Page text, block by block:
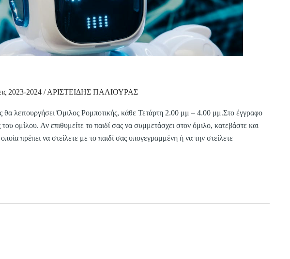
2023-2024/ΑΡΙΣΤΕΙΔΗΣ ΠΑΛΙΟΥΡΑΣ
θα λειτουργήσει Όμιλος Ρομποτικής, κάθε Τετάρτη 2.00 μμ – 4.00 μμ.Στο έγγραφο
ομίλου. Αν επιθυμείτε το παιδί σας να συμμετάσχει στον όμιλο, κατεβάστε και
πρέπει να στείλετε με το παιδί σας υπογεγραμμένη ή να την στείλετε